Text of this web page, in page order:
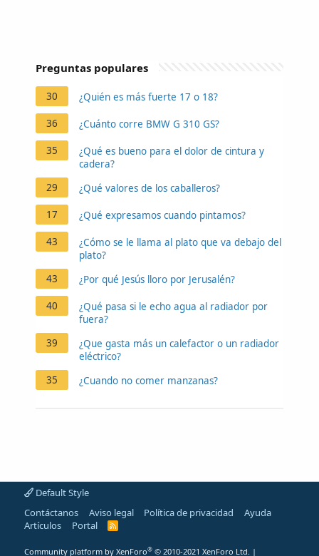
Preguntas populares
30 ¿Quién es más fuerte 17 o 18?
36 ¿Cuánto corre BMW G 310 GS?
35
¿Qué es bueno para el dolor de cintura y
cadera?
29
¿Qué valores de los caballeros?
17 ¿Qué expresamos cuando pintamos?
43
¿Cómo se le llama al plato que va debajo del
plato?
43
¿Por qué Jesús lloro por Jerusalén?
40
¿Qué pasa si le echo agua al radiador por
fuera?
39
¿Que gasta más un calefactor o un radiador
eléctrico?
35
¿Cuando no comer manzanas?
Default Style
Contáctanos
Aviso legal Política de privacidad
Ayuda
Artículos
Portal
R
Community platform by XenForo® © 2010-2021 XenForo Ltd. |